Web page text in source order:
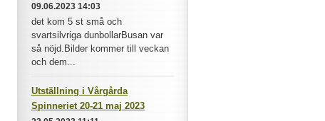
09.06.2023 14:03
det kom 5 st små och
svartsilvriga dunbollarBusan var
så nöjd.Bilder kommer till veckan
och dem...
Utställning i Vårgårda
Spinneriet 20-21 maj 2023